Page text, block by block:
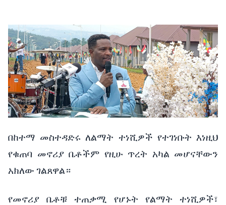
በከተማ መስተዳድሩ ለልማት ተነሺዎች የተገነቡት እነዚህ
የቁጠባ መኖሪያ ቤቶችም የዚሁ ጥረት አካል መሆናቸውን
አክለው ገልጸዋል።
የመኖሪያ ቤቶቹ ተጠቃሚ የሆኑት የልማት
ተነሺዎች፣